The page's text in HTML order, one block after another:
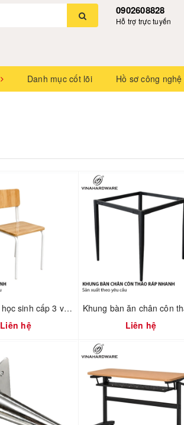
0902608828
Hỗ trợ trực tuyến
Danh mục cốt lõi Hồ sơ công nghệ
Khung ghế học sinh cấp 3 và đại học - 2300.1.02596 - D360xR360xC440mm
Liên hệ
Liên hệ